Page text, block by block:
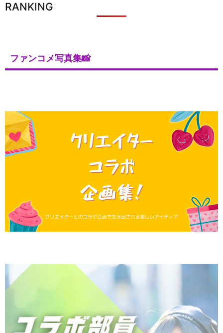
RANKING
ファンコメ写真集📸